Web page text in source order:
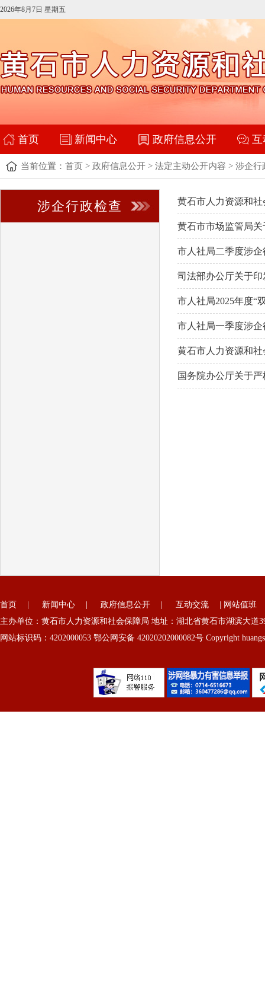
2026年8月7日 星期五
首页 新闻中心 政府信息公开 互
当前位置： 首页 > 政府信息公开 > 法定主动公开内容 > 涉企行
涉企行政检查 黄石市人力资源和
黄石市市场监管局
市人社局二季度涉
司法部办公厅关于
市人社局2025年度“
市人社局一季度涉
黄石市人力资源和
国务院办公厅关于
首页 新闻中心 政府信息公开 互动交流 网站值班
主办单位：黄石市人力资源和社会保障局 地址：湖北省黄石市湖滨大
网站标识码：4202000053 鄂公网安备 42020202000082号 Copyright